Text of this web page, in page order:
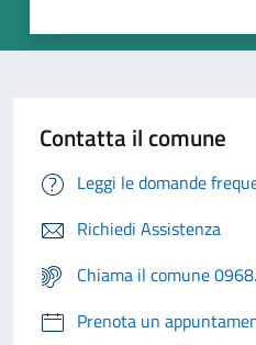
Contatta il comune
Leggi le domande
Richiedi Assistenza
Chiama il comune
Prenota un